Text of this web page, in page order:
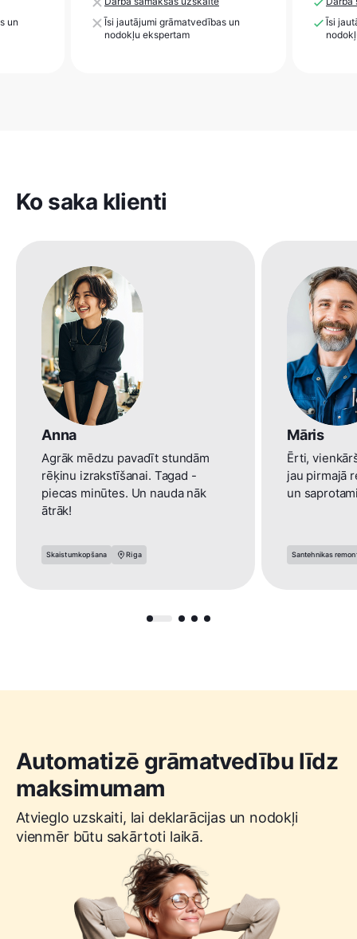
un
Īsi jautājumi grāmatvedības un
nodokļu ekspertam
Īsi
Ko saka klienti
Anna
Agrāk mēdzu pavadīt stundām
rēķinu izrakstīšanai. Tagad -
piecas minūtes. Un nauda nāk
ātrāk!
Skaistumkopšana Riga
Māris
Ērti,
jau pirmajā
un
Santehnikas
Automatizē grāmatvedību līdz
maksimumam
Atvieglo uzskaiti, lai deklarācijas un nodokļi
vienmēr būtu sakārtoti laikā.